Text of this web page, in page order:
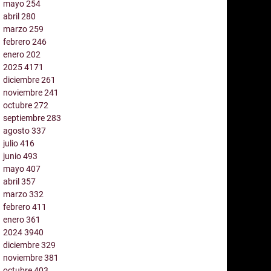
mayo254
abril280
marzo259
febrero246
enero202
20254171
diciembre261
noviembre241
octubre272
septiembre283
agosto337
julio416
junio493
mayo407
abril357
marzo332
febrero411
enero361
20243940
diciembre329
noviembre381